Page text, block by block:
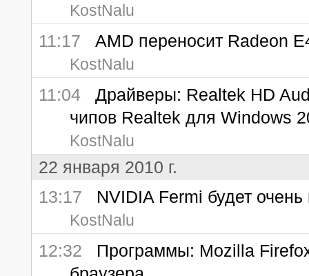
KostNalu
11:17 AMD переносит Radeon
KostNalu
11:04 Драйверы: Realtek HD
чипов Realtek для Windows
KostNalu
22 января 2010 г.
13:17 NVIDIA Fermi будет очень
KostNalu
12:32 Программы: Mozilla